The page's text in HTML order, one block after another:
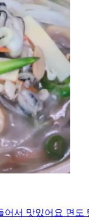
어서 맛있어요 면